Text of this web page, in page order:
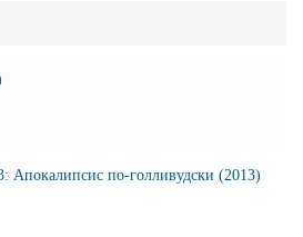
Апокалипсис по-голливудски (2013)